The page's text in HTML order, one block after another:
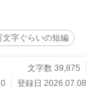
文字ぐらいの短編
文字数 39,875
登録日 2026.07.08